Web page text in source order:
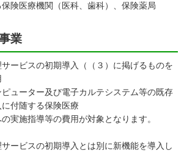
険医療機関（医科、歯科）、保険薬局
業
サービスの初期導入（（３）に掲げるものを
ター及び電子カルテシステム等の既存
付随する保険医療
指導等の費用が対象となります。
サービスの初期導入とは別に新機能を導入し